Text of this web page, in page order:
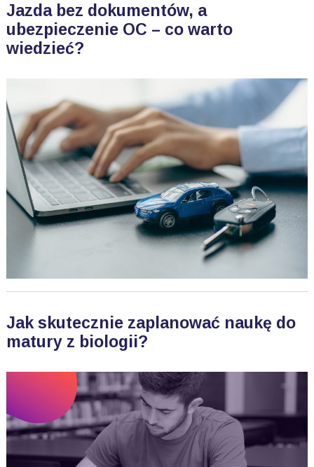
Jazda bez dokumentów, a
ubezpieczenie OC – co warto
wiedzieć?
Jak skutecznie zaplanować naukę do
matury z biologii?